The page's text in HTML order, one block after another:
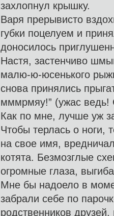
захлопнул крышку.
Варя прерывисто
губки поцелуем и
доносилось
Настя, застенчиво
малю-ю-юсенького
снова принялись
мммрмяу!” (ужас ведь!
Как по мне, лучше уж
Чтобы терлась о ноги,
на свое имя,
котята. Безмозглые
огромные глаза,
Мне бы надоело в
забрали себе по
родственников